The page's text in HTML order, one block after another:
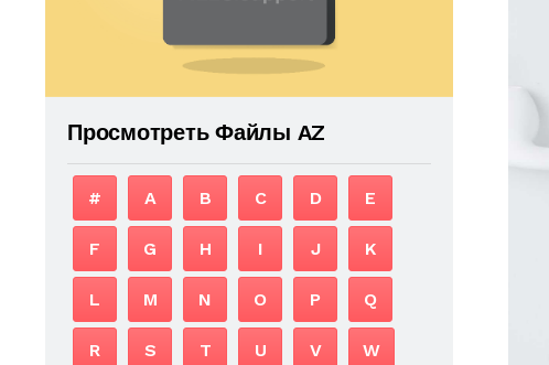
Просмотреть Файлы AZ
# A B C D E
F G H I J K
L M N O P Q
R S T U V W